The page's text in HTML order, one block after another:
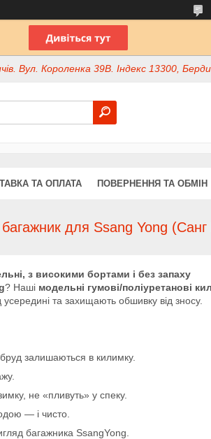
Вул. Короленка 39В. Індекс 13300,
ТА ОПЛАТА ПОВЕРНЕННЯ ТА ОБМІН
для Ssang Yong (Санг
з високими бортами і без запаху
? Наші модельні гумові/поліуретанові
усередині та захищають обшивку від зносу.
залишаються в килимку.
не «пливуть» у спеку.
— і чисто.
багажника SsangYong.